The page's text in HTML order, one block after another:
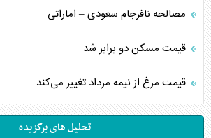
مصالحه نافرجام سعودی – اماراتی
قیمت مسکن دو برابر شد
قیمت مرغ از نیمه مرداد تغییر می‌کند
تحلیل های برگزیده